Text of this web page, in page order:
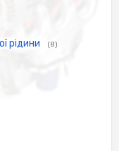
рідини (8)